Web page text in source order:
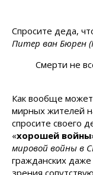
Спросите деда,
Питер ван Бюрен
Смерти не
Как вообще может
мирных жителей
спросите своего
«хорошей войны
мировой войны в
гражданских
зрения